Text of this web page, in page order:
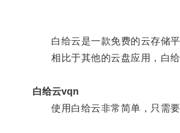
白给云是一款免费的云存储平
相比于其他的云盘应用，白给
白给云vqn
使用白给云非常简单，只需要